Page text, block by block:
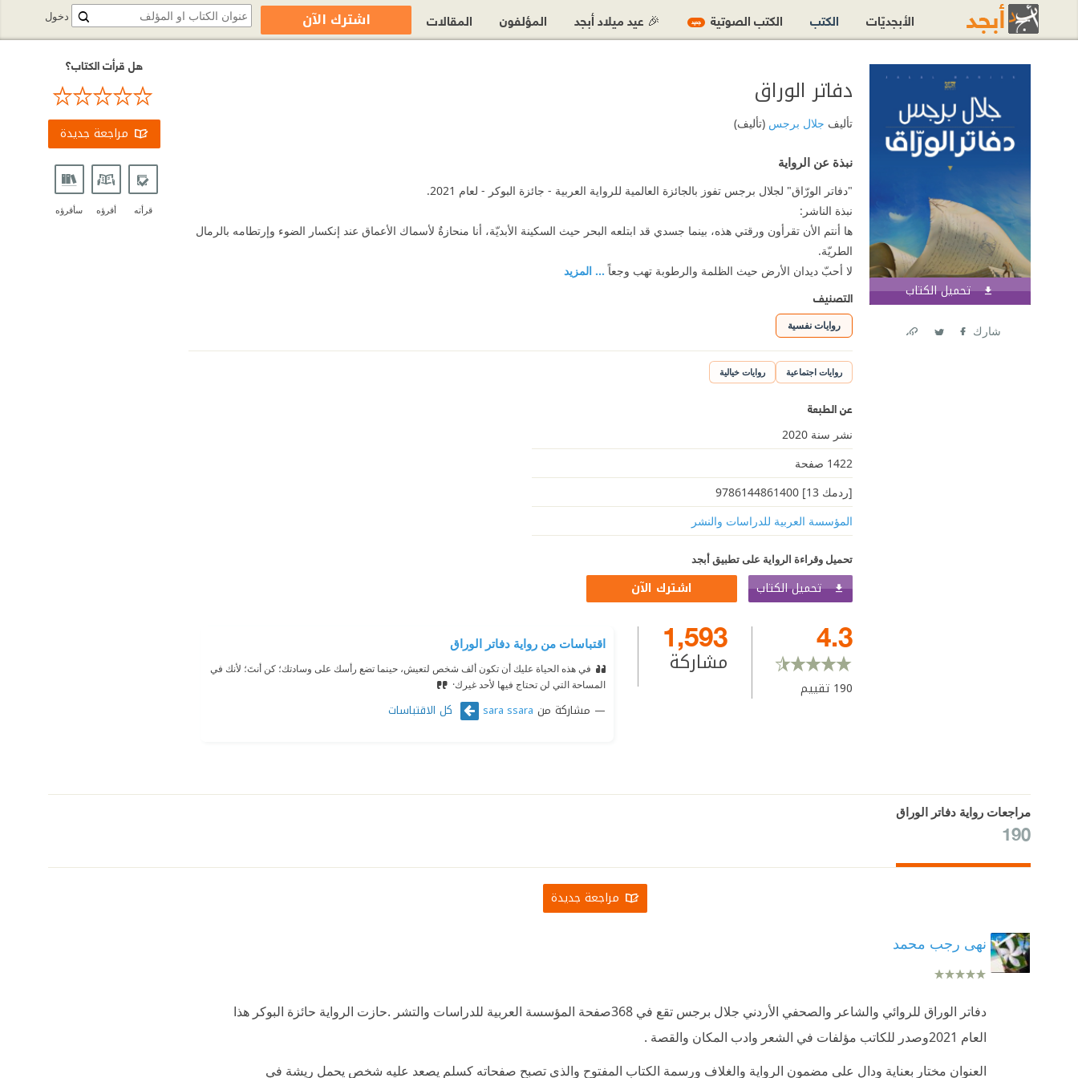
تحميل الكتاب
شارك
دفاتر الوراق
تأليف جلال برجس(تأليف)
نبذة عن الرواية
"دفاتر الورّاق" لجلال برجس تفوز بالجائزة العالمية للرواية العربية - جائزة البوكر - لعام 2021.
نبذة الناشر:
ها أنتم الأن تقرأون ورقتي هذه، بينما جسدي قد ابتلعه البحر حيث السكينة الأبديّة، أنا منحازةٌ لأسماك ‏الأعماق عند إنكسار الضوء وإرتطامه بالرمال
الطريّة.‏ ‎
... المزيد
التصنيف
روايات نفسية
روايات اجتماعية روايات خيالية
عن الطبعة
نشر سنة 2020
1422 صفحة
[ردمك 13] 9786144861400
المؤسسة العربية للدراسات والنشر
تحميل وقراءة الرواية على تطبيق أبجد
تحميل الكتاب اشترك الآن
4.3
190 تقييم
1,593
مشاركة
اقتباسات من رواية دفاتر الوراق
في هذه الحياة عليك أن تكون ألف شخص لتعيش، حينما تضع رأسك على وسادتك؛ كن أنتَ؛ لأنك في
المساحة التي لن تحتاج فيها لأحد غيرك·
مشاركة من sara ssara كل الاقتباسات
هل قرأت الكتاب؟
مراجعة جديدة
قرأته أقرؤه سأقرؤه
مراجعات رواية دفاتر الوراق
190
مراجعة جديدة
نهى رجب محمد
دفاتر الوراق للروائي والشاعر والصحفي الأردني جلال برجس تقع في 368صفحة المؤسسة العربية للدراسات والتشر .حازت الرواية حائزة البوكر هذا
العام 2021وصدر للكاتب مؤلفات في الشعر وادب المكان والقصة .
العنوان مختار بعناية ودال على مضمون الرواية والغلاف ورسمة الكتاب المفتوح والذي تصبح صفحاته كسلم يصعد عليه شخص يحمل ريشة في
دخول الأبجديّات الكتب الكتب الصوتية جديد 🎉 عيد ميلاد أبجد المؤلفون المقالات اشترك الآن